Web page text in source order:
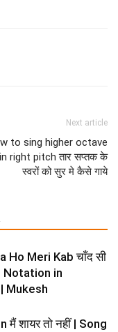
Next article
to sing higher octave
right pitch तार सप्तक के
स्वरों को सुर मे कैसे गाये
Ho Meri Kab चाँद सी
Notation in
Mukesh
शायर तो नहीं | Song